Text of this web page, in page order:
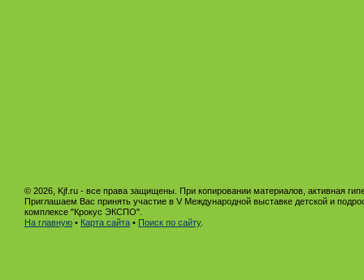
© 2026, Kjf.ru - все права защищены. При копировании материалов, активная
Приглашаем Вас принять участие в V Международной выставке детской и
комплексе "Крокус ЭКСПО".
На главную • Карта сайта • Поиск по сайту.